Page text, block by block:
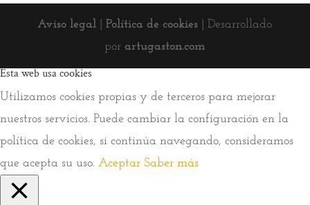
Aviso legal |Política de cookies | Desarrollado
por artugaston.com
Esta web usa cookies
Utilizamos cookies propias y de terceros para mejorar
nuestros servicios. Puede cambiar la configuración en la
política de cookies, si continúa navegando, consideramos
que acepta su uso. Aceptar Saber más